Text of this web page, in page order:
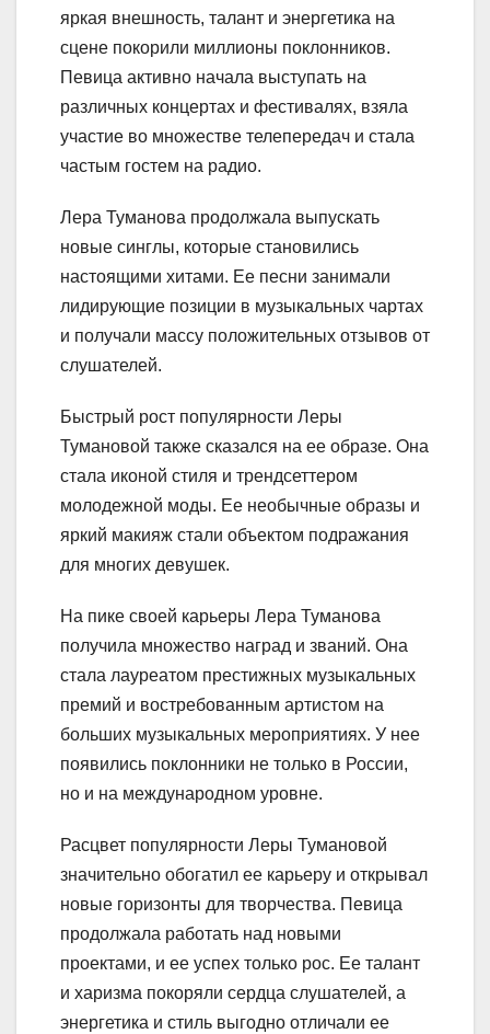
яркая внешность, талант и энергетика на
сцене покорили миллионы поклонников.
Певица активно начала выступать на
различных концертах и фестивалях, взяла
участие во множестве телепередач и стала
частым гостем на радио.
Лера Туманова продолжала выпускать
новые синглы, которые становились
настоящими хитами. Ее песни занимали
лидирующие позиции в музыкальных чартах
и получали массу положительных отзывов от
слушателей.
Быстрый рост популярности Леры
Тумановой также сказался на ее образе. Она
стала иконой стиля и трендсеттером
молодежной моды. Ее необычные образы и
яркий макияж стали объектом подражания
для многих девушек.
На пике своей карьеры Лера Туманова
получила множество наград и званий. Она
стала лауреатом престижных музыкальных
премий и востребованным артистом на
больших музыкальных мероприятиях. У нее
появились поклонники не только в России,
но и на международном уровне.
Расцвет популярности Леры Тумановой
значительно обогатил ее карьеру и открывал
новые горизонты для творчества. Певица
продолжала работать над новыми
проектами, и ее успех только рос. Ее талант
и харизма покоряли сердца слушателей, а
энергетика и стиль выгодно отличали ее